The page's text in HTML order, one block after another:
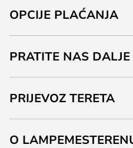
OPCIJE PLAĆANJA
PRATITE NAS DALJE
PRIJEVOZ TERETA
O